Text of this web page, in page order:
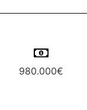
980.000€